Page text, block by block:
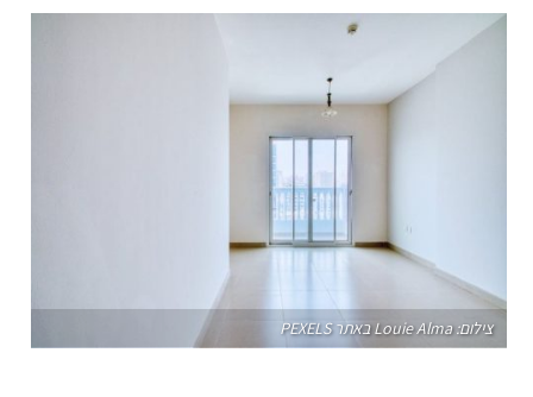
צילום: Louie Alma באתר PEXELS